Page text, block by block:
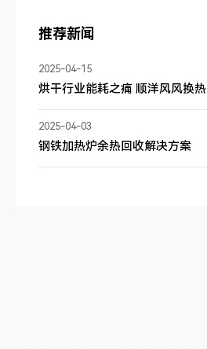
推荐新闻
2025-04-15
烘干行业能耗之痛 顺洋风风换热
2025-04-03
钢铁加热炉余热回收解决方案